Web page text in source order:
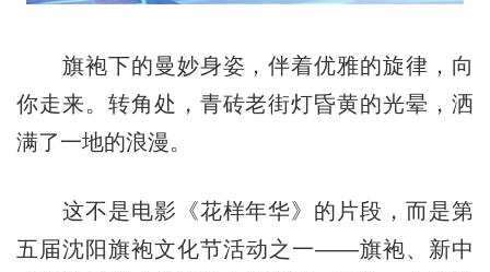
旗袍下的曼妙身姿，伴着优雅的旋律，向
你走来。转角处，青砖老街灯昏黄的光晕，洒
满了一地的浪漫。
这不是电影《花样年华》的片段，而是第
五届沈阳旗袍文化节活动之一——旗袍、新中